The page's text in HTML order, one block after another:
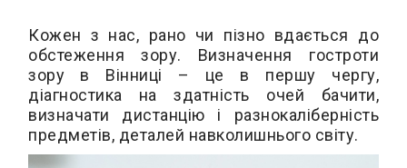
Кожен з нас, рано чи пізно вдається до
обстеження зору. Визначення гостроти
зору в Вінниці – це в першу чергу,
діагностика на здатність очей бачити,
визначати дистанцію і разнокаліберність
предметів, деталей навколишнього світу.